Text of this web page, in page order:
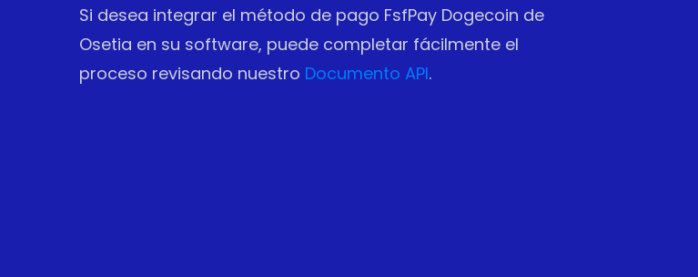
Si desea integrar el método de pago FsfPay Dogecoin de
Osetia en su software, puede completar fácilmente el
proceso revisando nuestro Documento API.